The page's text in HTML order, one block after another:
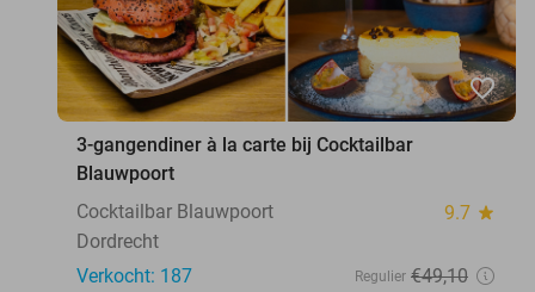
favorite_border
3-gangendiner à la carte bij Cocktailbar
Blauwpoort
Cocktailbar Blauwpoort
9.7 star
Dordrecht
Verkocht: 187
Regulier €49,10